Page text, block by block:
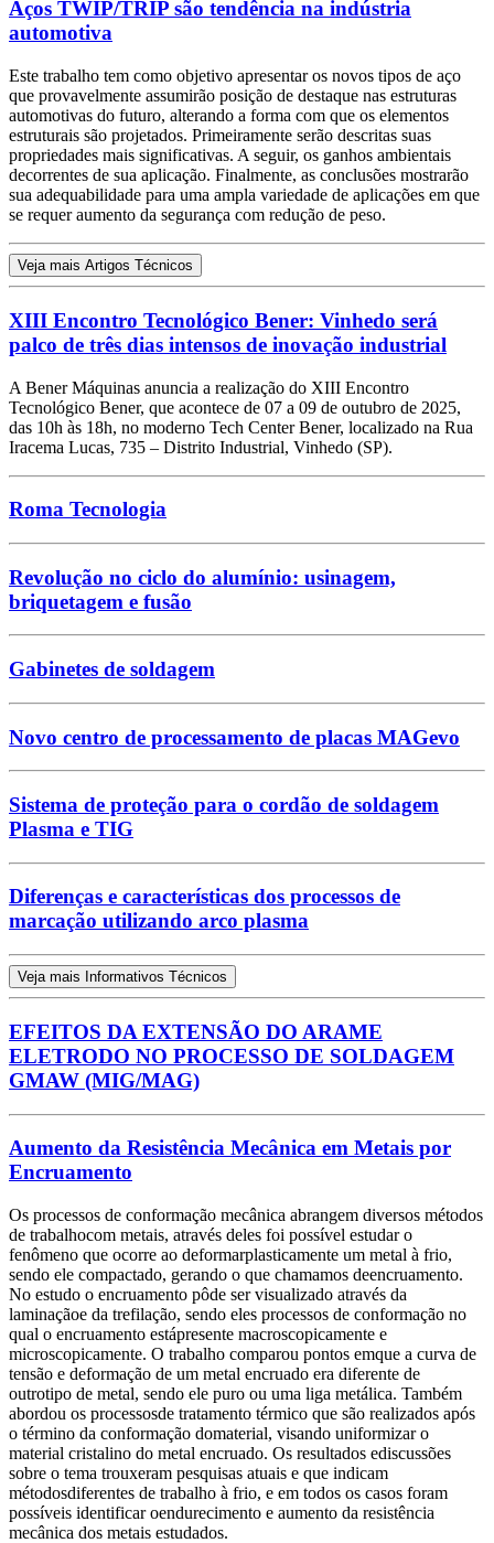
Aços TWIP/TRIP são tendência na indústria
automotiva
Este trabalho tem como objetivo apresentar os novos tipos de aço
que provavelmente assumirão posição de destaque nas estruturas
automotivas do futuro, alterando a forma com que os elementos
estruturais são projetados. Primeiramente serão descritas suas
propriedades mais significativas. A seguir, os ganhos ambientais
decorrentes de sua aplicação. Finalmente, as conclusões mostrarão
sua adequabilidade para uma ampla variedade de aplicações em que
se requer aumento da segurança com redução de peso.
Veja mais Artigos Técnicos
XIII Encontro Tecnológico Bener: Vinhedo será
palco de três dias intensos de inovação industrial
A Bener Máquinas anuncia a realização do XIII Encontro
Tecnológico Bener, que acontece de 07 a 09 de outubro de 2025,
das 10h às 18h, no moderno Tech Center Bener, localizado na Rua
Iracema Lucas, 735 – Distrito Industrial, Vinhedo (SP).
Roma Tecnologia
Revolução no ciclo do alumínio: usinagem,
briquetagem e fusão
Gabinetes de soldagem
Novo centro de processamento de placas MAGevo
Sistema de proteção para o cordão de soldagem
Plasma e TIG
Diferenças e características dos processos de
marcação utilizando arco plasma
Veja mais Informativos Técnicos
EFEITOS DA EXTENSÃO DO ARAME
ELETRODO NO PROCESSO DE SOLDAGEM
GMAW (MIG/MAG)
Aumento da Resistência Mecânica em Metais por
Encruamento
Os processos de conformação mecânica abrangem diversos métodos
de trabalhocom metais, através deles foi possível estudar o
fenômeno que ocorre ao deformarplasticamente um metal à frio,
sendo ele compactado, gerando o que chamamos deencruamento.
No estudo o encruamento pôde ser visualizado através da
laminaçãoe da trefilação, sendo eles processos de conformação no
qual o encruamento estápresente macroscopicamente e
microscopicamente. O trabalho comparou pontos emque a curva de
tensão e deformação de um metal encruado era diferente de
outrotipo de metal, sendo ele puro ou uma liga metálica. Também
abordou os processosde tratamento térmico que são realizados após
o término da conformação domaterial, visando uniformizar o
material cristalino do metal encruado. Os resultados ediscussões
sobre o tema trouxeram pesquisas atuais e que indicam
métodosdiferentes de trabalho à frio, e em todos os casos foram
possíveis identificar oendurecimento e aumento da resistência
mecânica dos metais estudados.